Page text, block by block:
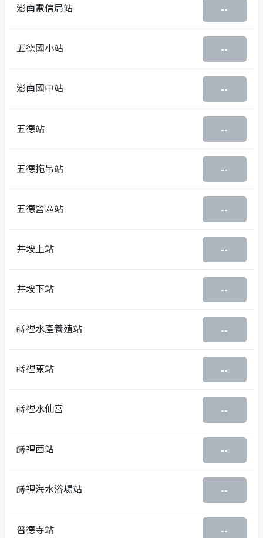
澎南電信局站 --
五德國小站 --
澎南國中站 --
五德站 --
五德拖吊站 --
五德營區站 --
井垵上站 --
井垵下站 --
嵵裡水產養殖站 --
嵵裡東站 --
嵵裡水仙宮 --
嵵裡西站 --
嵵裡海水浴場站 --
普德寺站 --